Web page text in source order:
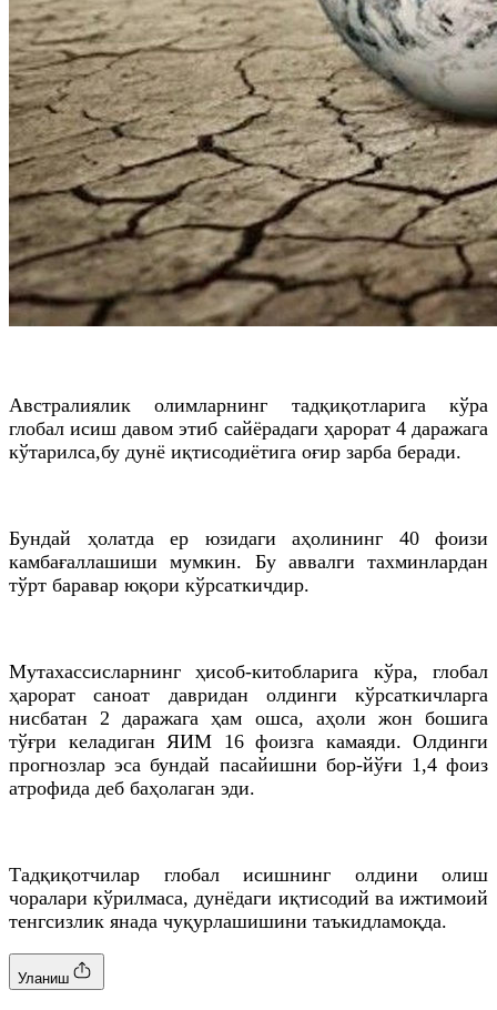
Австралиялик олимларнинг тадқиқотларига кўра
глобал исиш давом этиб сайёрадаги ҳарорат 4 даражага
кўтарилса,бу дунё иқтисодиётига оғир зарба беради.
Бундай ҳолатда ер юзидаги аҳолининг 40 фоизи
камбағаллашиши мумкин. Бу аввалги тахминлардан
тўрт баравар юқори кўрсаткичдир.
Мутахассисларнинг ҳисоб-китобларига кўра, глобал
ҳарорат саноат давридан олдинги кўрсаткичларга
нисбатан 2 даражага ҳам ошса, аҳоли жон бошига
тўғри келадиган ЯИМ 16 фоизга камаяди. Олдинги
прогнозлар эса бундай пасайишни бор-йўғи 1,4 фоиз
атрофида деб баҳолаган эди.
Тадқиқотчилар глобал исишнинг олдини олиш
чоралари кўрилмаса, дунёдаги иқтисодий ва ижтимоий
тенгсизлик янада чуқурлашишини таъкидламоқда.
Уланиш